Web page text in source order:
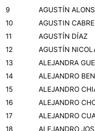
9
AGUSTÍN
10
AGUSTIN
11
AGUSTÍN DÍAZ
12
AGUSTÍN
13
ALEJANDRA
14
ALEJANDRO
15
ALEJANDRO
16
ALEJANDRO
17
ALEJANDRO
18
ALEJANDRO